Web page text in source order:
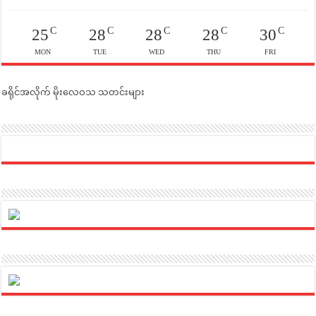
25C
MON
28C
TUE
28 C
WED
28C
THU
30C
FRI
ခရိုင်အလိုက် မိုးလေဝသ သတင်းများ